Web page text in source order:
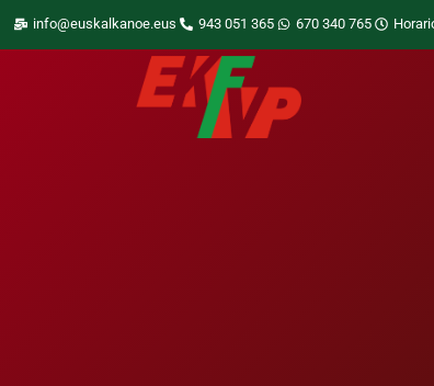
info@euskalkanoe.eus 943 051 365 670 340 765